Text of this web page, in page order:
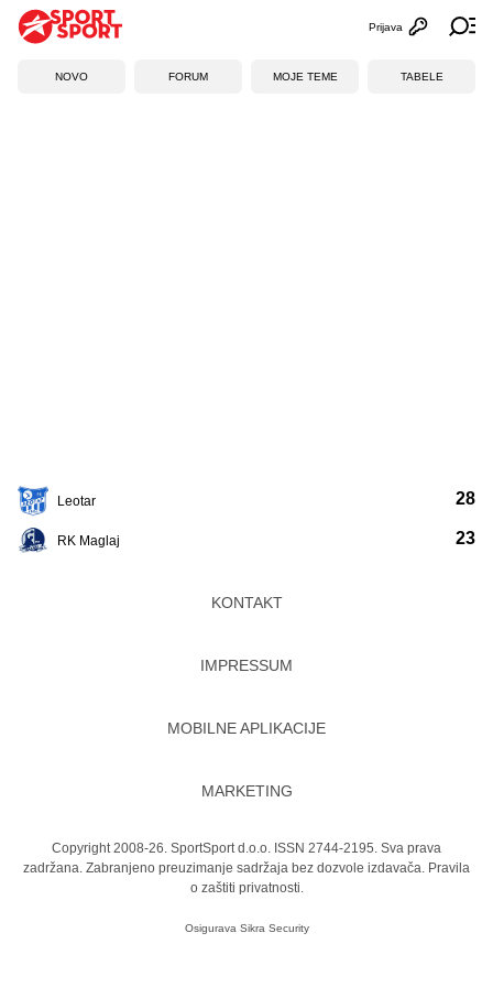
Otvori
Prijava
NOVO FORUM MOJE TEME TABELE
Leotar
RK Maglaj
28
23
KONTAKT
IMPRESSUM
MOBILNE APLIKACIJE
MARKETING
Copyright 2008-26. SportSport d.o.o. ISSN 2744-2195. Sva prava
zadržana. Zabranjeno preuzimanje sadržaja bez dozvole izdavača. Pravila
o zaštiti privatnosti.
Osigurava Sikra Security